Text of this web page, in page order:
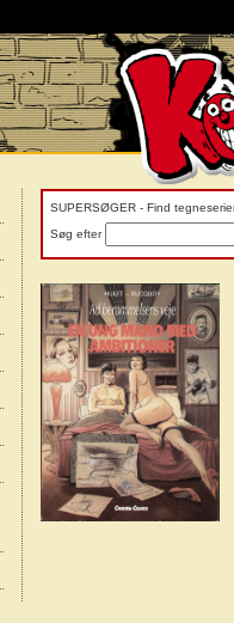
SUPERSØGER - Find
Søg efter